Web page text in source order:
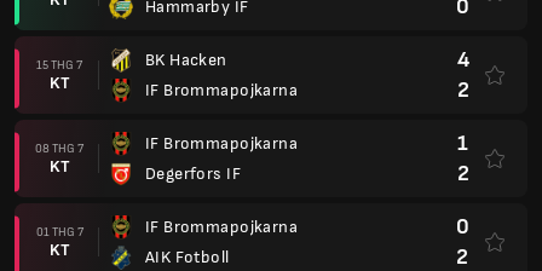
Hammarby IF 0
15 THG 7
KT
BK Hacken
IF Brommapojkarna
4
2
08 THG 7
KT
IF Brommapojkarna
Degerfors IF
1
2
01 THG 7
KT
IF Brommapojkarna
AIK Fotboll
0
2